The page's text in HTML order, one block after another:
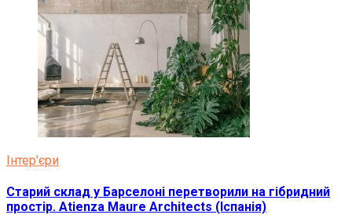
Інтер'єри
Старий склад у Барселоні перетворили на гібридний
простір. Atienza Maure Architects (Іспанія)